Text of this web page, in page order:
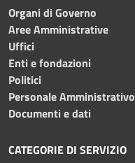
Organi di Governo
Aree Amministrative
Uffici
Enti e fondazioni
Politici
Personale Amministrativo
Documenti e dati
CATEGORIE DI SERVIZIO